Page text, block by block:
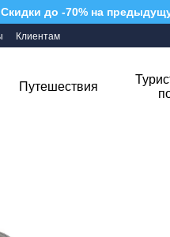
Скидки до -70% на
Клиентам
Путешествия